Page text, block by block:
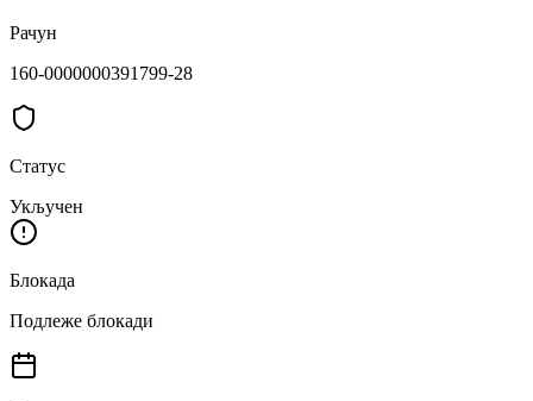
Рачун
160-0000000391799-28
Статус
Укључен
Блокада
Подлеже блокади